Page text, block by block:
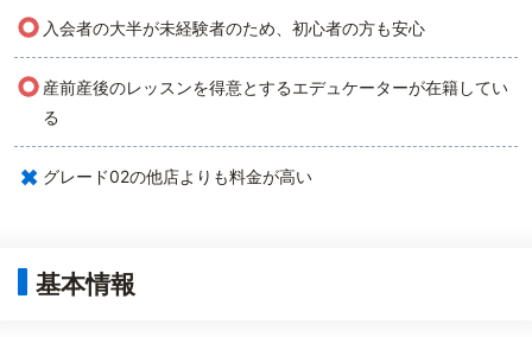
○ 入会者の大半が未経験者のため、初心者の方も安心
○ 産前産後のレッスンを得意とするエデュケーターが在籍してい
る
× グレード02の他店よりも料金が高い
基本情報